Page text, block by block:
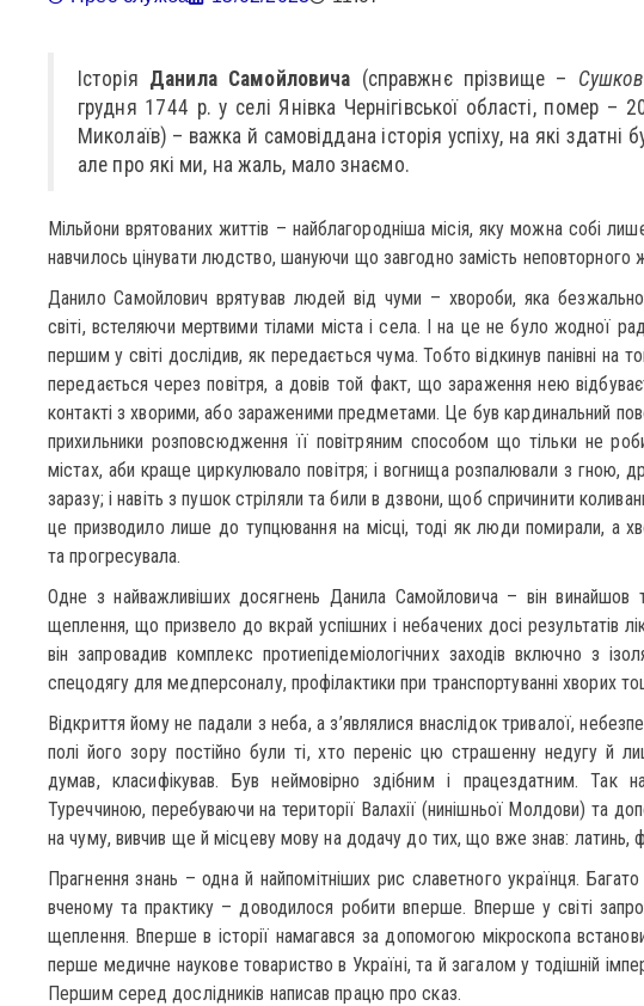
Історія Данила Самойловича (справжнє прізвище –
грудня 1744 р. у селі Янівка Чернігівської області, помер
Миколаїв) – важка й самовіддана історія успіху, на які здатні
але про які ми, на жаль, мало знаємо.
Мільйони врятованих життів – найблагородніша місія, яку можна собі
навчилось цінувати людство, шануючи що завгодно замість неповторного
Данило Самойлович врятував людей від чуми – хвороби, яка
світі, встеляючи мертвими тілами міста і села. І на це не було жодної
першим у світі дослідив, як передається чума. Тобто відкинув панівні на
передається через повітря, а довів той факт, що зараження нею
контакті з хворими, або зараженими предметами. Це був кардинальний
прихильники розповсюдження її повітряним способом що тільки не
містах, аби краще циркулювало повітря; і вогнища розпалювали з гною,
заразу; і навіть з пушок стріляли та били в дзвони, щоб спричинити
це призводило лише до тупцювання на місці, тоді як люди помирали, а
та прогресувала.
Одне з найважливіших досягнень Данила Самойловича – він винайшов
щеплення, що призвело до вкрай успішних і небачених досі результатів
він запровадив комплекс протиепідеміологічних заходів включно з
спецодягу для медперсоналу, профілактики при транспортуванні хворих
Відкриття йому не падали з неба, а з’являлися внаслідок тривалої,
полі його зору постійно були ті, хто переніс цю страшенну недугу й
думав, класифікував. Був неймовірно здібним і працездатним. Так
Туреччиною, перебуваючи на території Валахії (нинішньої Молдови) та
на чуму, вивчив ще й місцеву мову на додачу до тих, що вже знав: латинь,
Прагнення знань – одна й найпомітніших рис славетного українця.
вченому та практику – доводилося робити вперше. Вперше у світі
щеплення. Вперше в історії намагався за допомогою мікроскопа
перше медичне наукове товариство в Україні, та й загалом у тодішній
Першим серед дослідників написав працю про сказ.